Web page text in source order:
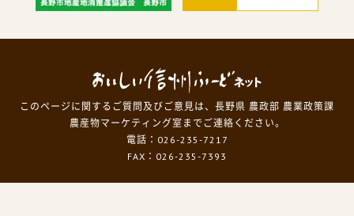
このページに関するご質問及びご意見は、長野県 農政部 農業政策課
農産物マーケティング室までご連絡ください。
電話：026-235-7217
FAX：026-235-7393